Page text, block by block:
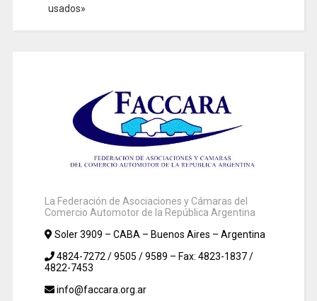
usados»
La Federación de Asociaciones y Cámaras del
Comercio Automotor de la República Argentina
Soler 3909 – CABA – Buenos Aires – Argentina
4824-7272 / 9505 / 9589 – Fax: 4823-1837 /
4822-7453
info@faccara.org.ar